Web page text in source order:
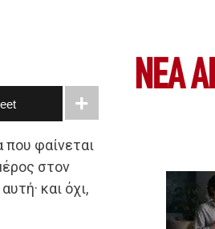
που φαίνεται
στον
και όχι,
ΝΕΑ